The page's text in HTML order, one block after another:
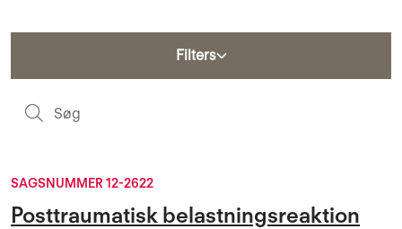
Filters
SAGSNUMMER 12-2622
Posttraumatisk belastningsreaktion